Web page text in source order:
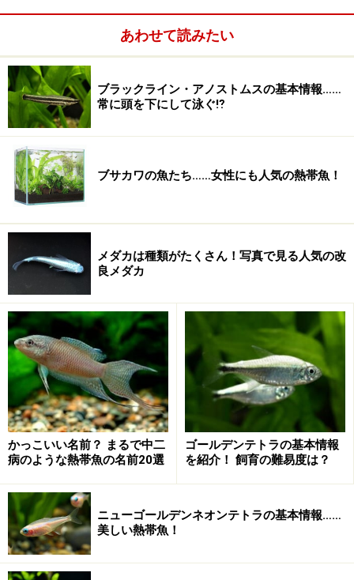
あわせて読みたい
ブラックライン・アノストムスの基本情報……
常に頭を下にして泳ぐ⁉
ブサカワの魚たち……女性にも人気の熱帯魚！
メダカは種類がたくさん！写真で見る人気の改
良メダカ
かっこいい名前？ まるで中二
病のような熱帯魚の名前20選
ゴールデンテトラの基本情報
を紹介！ 飼育の難易度は？
ニューゴールデンネオンテトラの基本情報……
美しい熱帯魚！